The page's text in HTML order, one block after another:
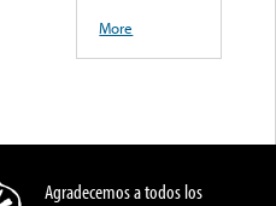
More
Agradecemos a todos los